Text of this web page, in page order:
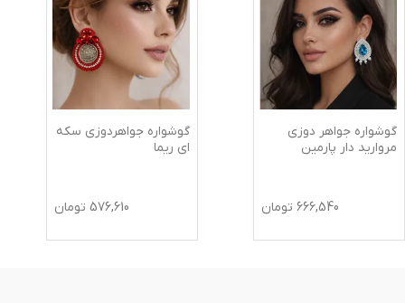
گوشواره جواهر دوزی
مروارید دار پارمین
666,540 تومان
گوشواره جواهردوزی سکه
ای ریما
576,610 تومان